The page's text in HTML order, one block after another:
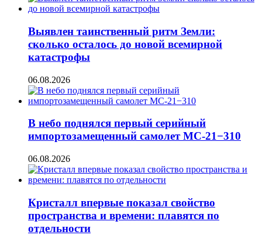
Выявлен таинственный ритм Земли:
сколько осталось до новой всемирной
катастрофы
06.08.2026
В небо поднялся первый серийный
импортозамещенный самолет МС-21−310
06.08.2026
Кристалл впервые показал свойство
пространства и времени: плавятся по
отдельности